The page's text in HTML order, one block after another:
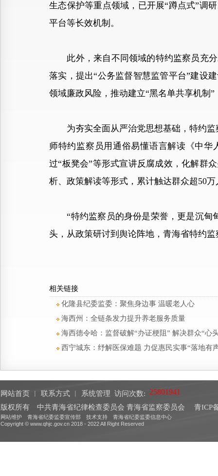
生态保护等重点领域，已开展“蹲点式”调
平台等长效机制。
此外，来自不同领域的特约监察员充分
落实，提出“公务监督智慧监管平台”建设
领域廉政风险，推动建立“黑名单共享机制
为夯实全面从严治党思想基础，特约监
师特约监察员用通俗易懂语言解读《中
过“板凳会”等形式宣讲反腐成效，化解群
析、政策解读等形式，累计触达群众超50万
“特约监察员的身份是荣誉，更是沉甸
头，从政策研讨到舆论阵地，青海省特约
相关链接
化隆县纪委监委：聚焦身边事 温暖老人心
海西州：全链条发力提升养老服务质量
海西德令哈：监督破解“办证梗阻” 解决群众“心
西宁城东：纾解医保难题 力促惠民实事“落地有
网站首页 联系方式 系统管理 访问次数:
版权所有 中共青海省纪律检查委员会 青海省监察委员会
青ICP
网站维护 青海省纪委监委宣传部 技术支持 青海省纪委监委信息中心
Copyright © www.qhjc.gov.cn 2018 - 2022 All Right Reserved